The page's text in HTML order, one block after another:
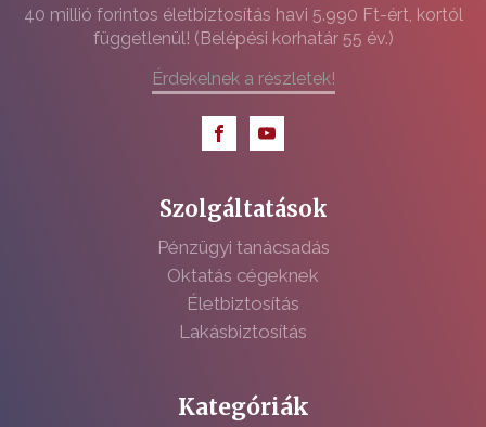
40 millió forintos életbiztosítás havi 5.990 Ft-ért, kortól
függetlenül! (Belépési korhatár 55 év.)
Érdekelnek a részletek!
Szolgáltatások
Pénzügyi tanácsadás
Oktatás cégeknek
Életbiztosítás
Lakásbiztosítás
Kategóriák